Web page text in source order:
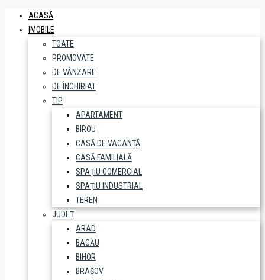
ACASĂ
IMOBILE
TOATE
PROMOVATE
DE VÂNZARE
DE ÎNCHIRIAT
TIP
APARTAMENT
BIROU
CASĂ DE VACANȚĂ
CASĂ FAMILIALĂ
SPAȚIU COMERCIAL
SPAȚIU INDUSTRIAL
TEREN
JUDEȚ
ARAD
BACĂU
BIHOR
BRAȘOV